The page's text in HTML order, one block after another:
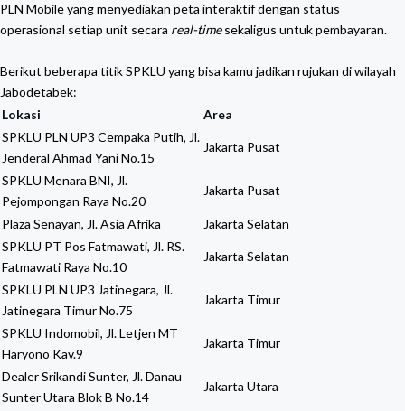
PLN Mobile yang menyediakan peta interaktif dengan status
operasional setiap unit secara real-timesekaligus untuk pembayaran.
Berikut beberapa titik SPKLU yang bisa kamu jadikan rujukan di wilayah
Jabodetabek:
Lokasi
Area
SPKLU PLN UP3 Cempaka Putih, Jl.
Jenderal Ahmad Yani No.15
Jakarta Pusat
SPKLU Menara BNI, Jl.
Pejompongan Raya No.20
Jakarta Pusat
Plaza Senayan, Jl. Asia Afrika
Jakarta Selatan
SPKLU PT Pos Fatmawati, Jl. RS.
Fatmawati Raya No.10
Jakarta Selatan
SPKLU PLN UP3 Jatinegara, Jl.
Jatinegara Timur No.75
Jakarta Timur
SPKLU Indomobil, Jl. Letjen MT
Haryono Kav.9
Jakarta Timur
Dealer Srikandi Sunter, Jl. Danau
Sunter Utara Blok B No.14
Jakarta Utara